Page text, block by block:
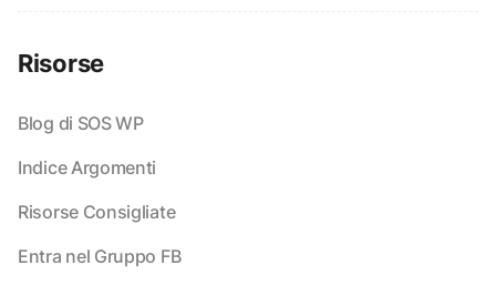
Risorse
Blog di SOS WP
Indice Argomenti
Risorse Consigliate
Entra nel Gruppo FB